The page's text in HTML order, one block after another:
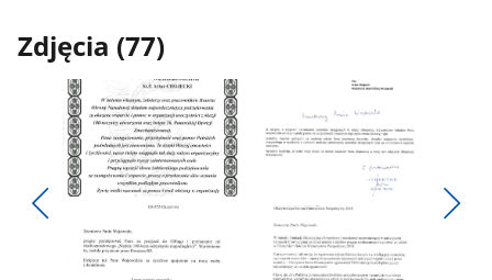
Zdjęcia (77)
Pokaż
poprzednie
zdjęcie
Pokaż
zdjęcie